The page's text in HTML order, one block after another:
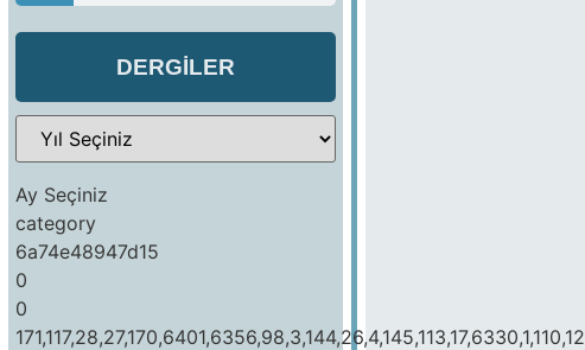
DERGİLER
Ay Seçiniz
category
6a74e48947d15
0
0
171,117,28,27,170,6401,6356,98,3,144,26,4,145,113,17,6330,1,110,12